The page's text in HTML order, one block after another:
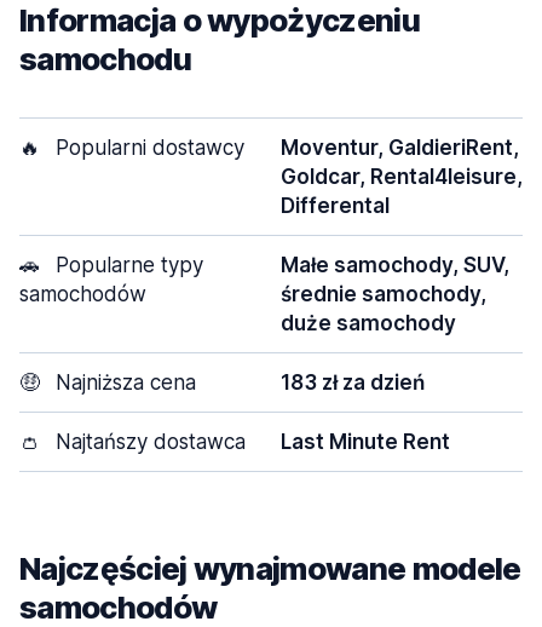
Informacja o wypożyczeniu
samochodu
🔥 Popularni dostawcy
Moventur, GaldieriRent,
Goldcar, Rental4leisure,
Differental
🚗
Popularne typy
samochodów
Małe samochody, SUV,
średnie samochody,
duże samochody
🤑 Najniższa cena 183 zł za dzień
👛 Najtańszy dostawca Last Minute Rent
Najczęściej wynajmowane modele
samochodów